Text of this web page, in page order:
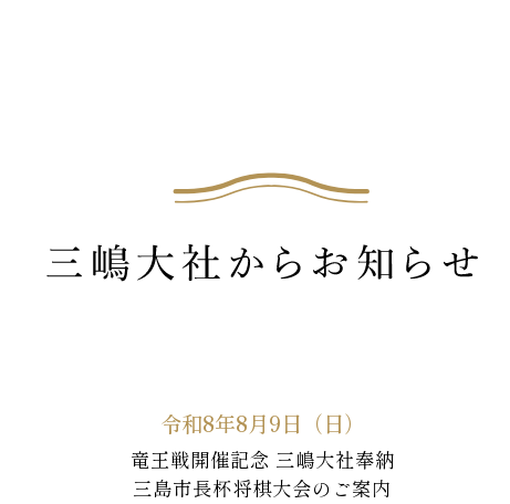
令和8年8月9日（日）
竜王戦開催記念 三嶋大社奉納
三島市長杯将棋大会のご案内